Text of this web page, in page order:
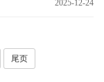
2025-12-24
尾页